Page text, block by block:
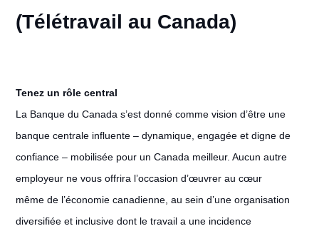
(Télétravail au Canada)
Tenez un rôle central
La Banque du Canada s’est donné comme vision d’être une
banque centrale influente – dynamique, engagée et digne de
confiance – mobilisée pour un Canada meilleur. Aucun autre
employeur ne vous offrira l’occasion d’œuvrer au cœur
même de l’économie canadienne, au sein d’une organisation
diversifiée et inclusive dont le travail a une incidence